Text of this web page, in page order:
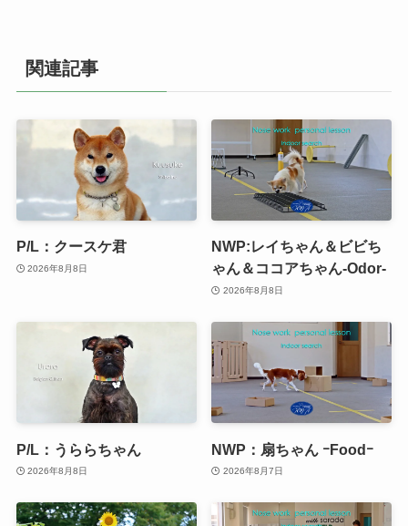
関連記事
P/L：クースケ君
2026年8月8日
NWP:レイちゃん＆ビビち
ゃん＆ココアちゃん-Odor-
2026年8月8日
P/L：うららちゃん
2026年8月8日
NWP：扇ちゃん ｰFoodｰ
2026年8月7日